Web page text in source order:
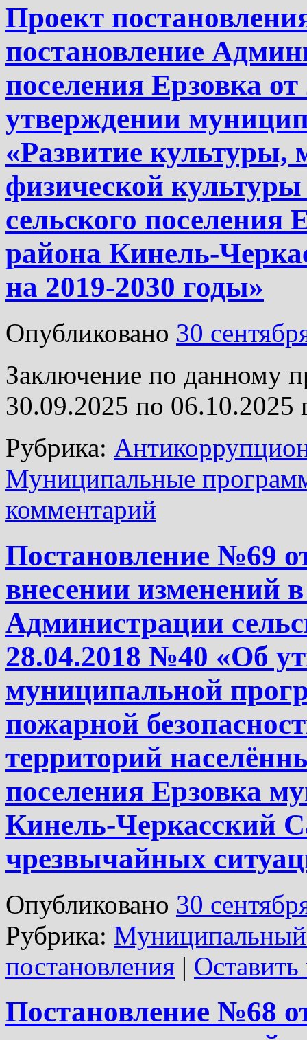
Проект
постановление
поселения Ерзовка
утверждении
«Развитие культуры,
физической
сельского
района Кинель-
на 2019-2030 годы»
Опубликовано 30
Заключение по данному
30.09.2025 по 06.10.2025
Рубрика:
Муниципальные
комментарий
Постановление №69
внесении изменений
Администрации
28.04.2018 №40 «Об
муниципальной
пожарной
территорий
поселения Ерзовка
Кинель-Черкасский
чрезвычайных
Опубликовано 30
Рубрика: Муниципальный
постановления |
Постановление №68